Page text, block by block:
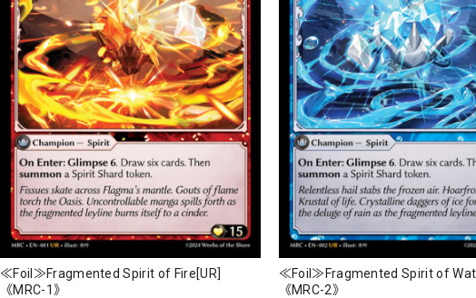
≪Foil≫Fragmented Spirit of Fire[UR]
《MRC-1》
≪Foil≫Fragmented Spirit of
《MRC-2》